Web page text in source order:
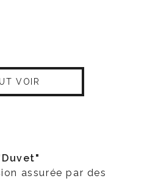
VOIR
assurée par des